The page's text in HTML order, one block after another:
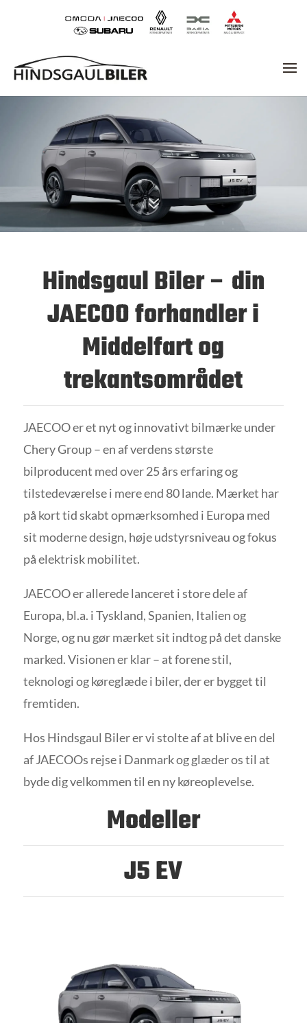
7
Hindsgaul Biler– din
JAECOO forhandler i
Middelfart og
trekantsområdet
JAECOO er et nyt og innovativt bilmærke under
Chery Group – en af verdens største
bilproducent med over 25 års erfaring og
tilstedeværelse i mere end 80 lande. Mærket har
på kort tid skabt opmærksomhed i Europa med
sit moderne design, høje udstyrsniveau og fokus
på elektrisk mobilitet.
JAECOO er allerede lanceret i store dele af
Europa, bl.a. i Tyskland, Spanien, Italien og
Norge, og nu gør mærket sit indtog på det danske
marked. Visionen er klar – at forene stil,
teknologi og køreglæde i biler, der er bygget til
fremtiden.
Hos Hindsgaul Biler er vi stolte af at blive en del
af JAECOOs rejse i Danmark og glæder os til at
byde dig velkommen til en ny køreoplevelse.
Modeller
J5 EV